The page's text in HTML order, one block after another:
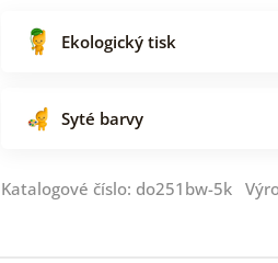
Ekologický tisk
Syté barvy
Katalogové číslo: do251bw-5k